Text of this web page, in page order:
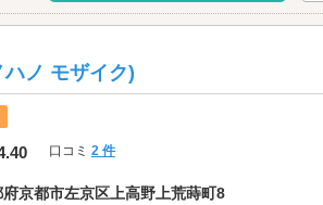
ノ モザイク)
つ星のうち4
口コミ 2 件
府京都市左京区上高野上荒蒔町8